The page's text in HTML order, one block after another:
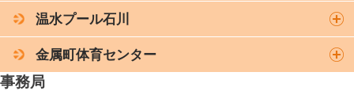
温水プール石川
金属町体育センター
事務局